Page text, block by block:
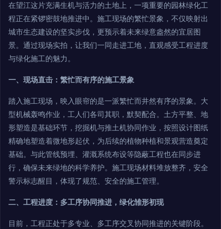
在望江这片充满生机与活力的土地上，一项重要的园林绿化工
程正在紧锣密鼓地推进中。施工现场的繁忙景象，不仅映射出
城市生态建设的坚实步伐，更预示着未来绿意盎然的宜居图
景。通过现场实拍，让我们一同走进工地，直观感受工程进度
与绿化施工的魅力。
一、现场直击：繁忙而有序的施工景象
踏入施工现场，映入眼帘的是一派繁忙而井然有序的景象。大
型机械轰鸣作业，工人们各司其职，默契配合。土方平整、地
形塑造是基础环节，挖掘机与推土机协同作业，按照设计图纸
精确地塑造着微地形起伏，为后续的植物种植和景观营造奠定
基础。与此管线预埋、灌溉系统布设等隐蔽工程也在同步进
行，确保未来绿地的科学养护。施工现场材料堆放整齐，安全
警示标志醒目，体现了规范、安全的施工管理。
二、工程进度：多工序协同推进，绿化雏形初现
目前，工程正处于多专业、多工序交叉协同推进的关键阶段。